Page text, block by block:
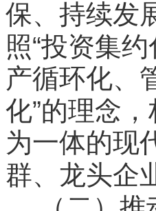
保、持续发
照“投资集
产循环化、
化”的理念
为一体的现
群、龙头企